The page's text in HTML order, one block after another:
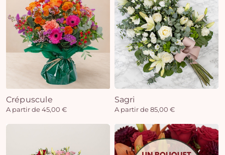
Crépuscule
A partir de 45,00 €
Sagri
A partir de 85,00 €